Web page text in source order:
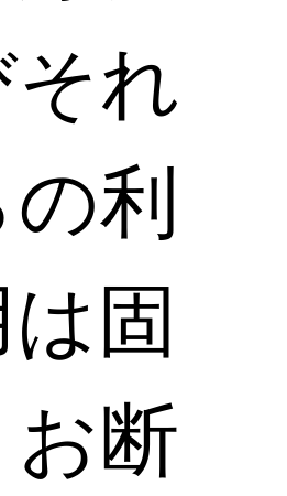
れ
の利
固
お断